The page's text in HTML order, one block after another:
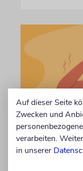
Durst
Auf dieser Seite
Zwecken und
verarbeiten.
in unserer